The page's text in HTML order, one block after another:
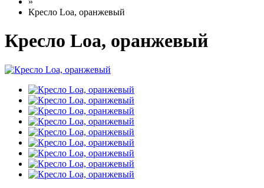
Кресло Loa, оранжевый
Кресло Loa, оранжевый